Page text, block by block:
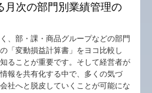
月次の部門別業績管理の
、部・課・商品グループなどの部門
「変動損益計算書」をヨコ比較し
ることが重要です。そして経営者が
報を共有化する中で、多くの気づ
社へと脱皮していくことが可能にな